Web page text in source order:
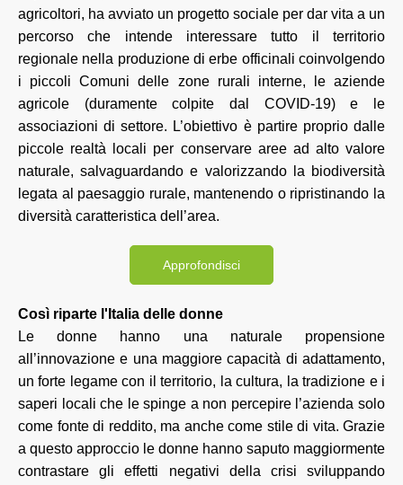
agricoltori, ha avviato un progetto sociale per dar vita a un
percorso che intende interessare tutto il territorio
regionale nella produzione di erbe officinali coinvolgendo
i piccoli Comuni delle zone rurali interne, le aziende
agricole (duramente colpite dal COVID-19) e le
associazioni di settore. L’obiettivo è partire proprio dalle
piccole realtà locali per conservare aree ad alto valore
naturale, salvaguardando e valorizzando la biodiversità
legata al paesaggio rurale, mantenendo o ripristinando la
diversità caratteristica dell’area.
Approfondisci
Così riparte l'Italia delle donne
Le donne hanno una naturale propensione
all’innovazione e una maggiore capacità di adattamento,
un forte legame con il territorio, la cultura, la tradizione e i
saperi locali che le spinge a non percepire l’azienda solo
come fonte di reddito, ma anche come stile di vita. Grazie
a questo approccio le donne hanno saputo maggiormente
contrastare gli effetti negativi della crisi sviluppando